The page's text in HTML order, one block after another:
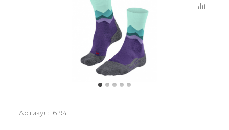
Артикул: 16194